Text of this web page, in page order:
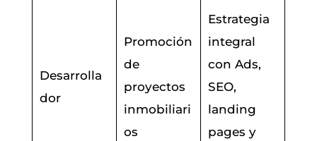
Desarrolla
dor
Promoción
de
proyectos
inmobiliari
os
Estrategia
integral
con Ads,
SEO,
landing
pages y